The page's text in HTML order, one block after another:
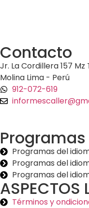
Contacto
Jr. La Cordillera 157 Mz
Molina Lima - Perú
912-072-619
Programas del
Programas del
Programas del
ASPECTOS
Términos y